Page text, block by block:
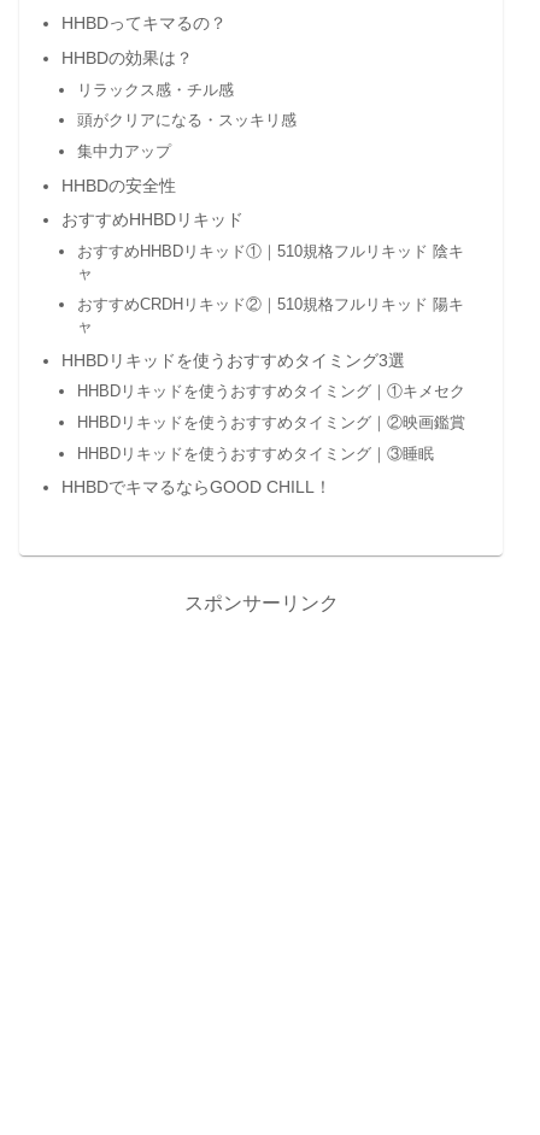
HHBDってキマるの？
HHBDの効果は？
リラックス感・チル感
頭がクリアになる・スッキリ感
集中力アップ
HHBDの安全性
おすすめHHBDリキッド
おすすめHHBDリキッド①｜510規格フルリキッド 陰キ
ャ
おすすめCRDHリキッド②｜510規格フルリキッド 陽キ
ャ
HHBDリキッドを使うおすすめタイミング3選
HHBDリキッドを使うおすすめタイミング｜①キメセク
HHBDリキッドを使うおすすめタイミング｜②映画鑑賞
HHBDリキッドを使うおすすめタイミング｜③睡眠
HHBDでキマるならGOOD CHILL！
スポンサーリンク